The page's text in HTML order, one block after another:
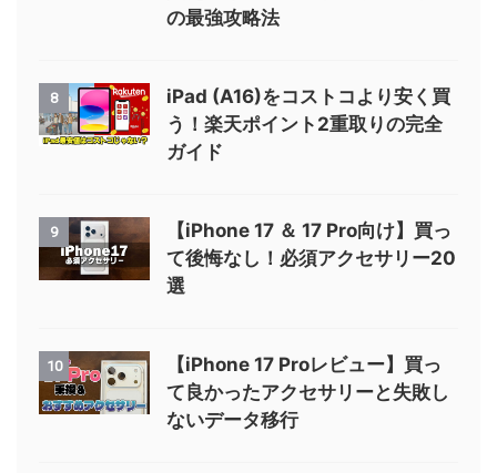
の最強攻略法
8
iPad (A16)をコストコより安く買
う！楽天ポイント2重取りの完全
ガイド
9
【iPhone 17 ＆ 17 Pro向け】買っ
て後悔なし！必須アクセサリー20
選
10
【iPhone 17 Proレビュー】買っ
て良かったアクセサリーと失敗し
ないデータ移行